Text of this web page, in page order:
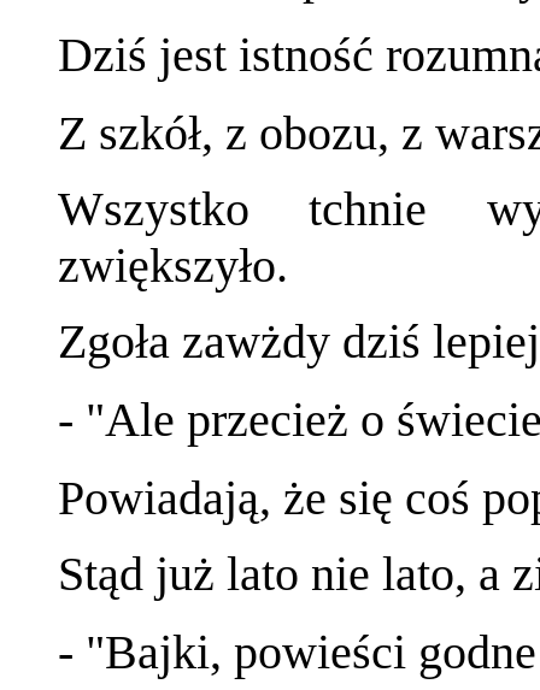
Dziś jest istność
Z szkół, z obozu, z
Wszystko tchnie
zwiększyło.
Zgoła zawżdy dziś
- "Ale przecież o
Powiadają, że się coś
Stąd już lato nie lato, a
- "Bajki, powieści